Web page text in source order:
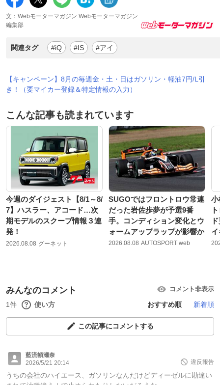
文：Webモーターマガジン Webモーターマガジン
編集部
関連タグ #iQ #IS #アイ
【キャンペーン】8月の毎週金・土・日はガソリン・軽油7円/L引
き！（要マイカー登録＆特定情報の入力）
こんな記事も読まれています
今週のダイジェスト【8/1～8/
7】ハスラー、アコード…次
期モデルのスクープ情報３連
発！
2026.08.08 グーネット
SUGOではフロントロウ常連
だった岩佐歩夢が予選9番
手。コンディション変化とウ
ォームアップラップが影響か
2026.08.08 AUTOSPORT web
小
みんなのコメント コメント非表示
1件 使い方 おすすめ順 新着順
この記事にコメントする
藍流頓瀬奈
2026/5/21 20:14
違反報告
うちの会社のハイエース、ガソリンなんだけどディーゼルに勘違い